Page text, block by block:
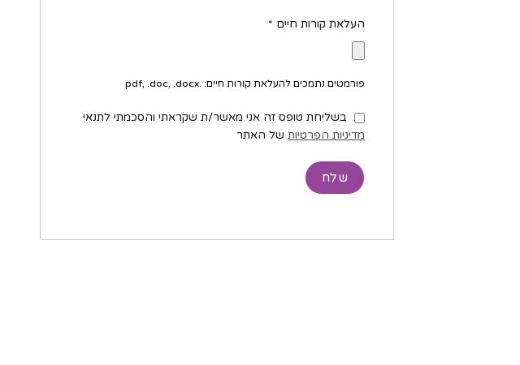
העלאת קורות חיים *
פורמטים נתמכים להעלאת קורות חיים: .pdf, .doc, .docx
בשליחת טופס זה אני מאשר/ת שקראתי והסכמתי לתנאי
מדיניות הפרטיות של האתר